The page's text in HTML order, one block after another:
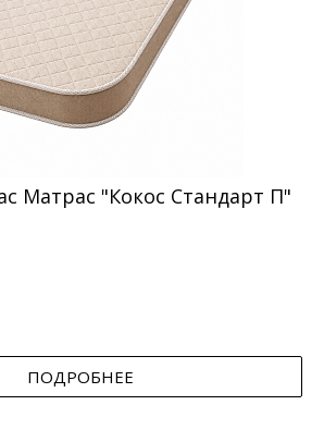
Матрас "Кокос Стандарт П"
ПОДРОБНЕЕ